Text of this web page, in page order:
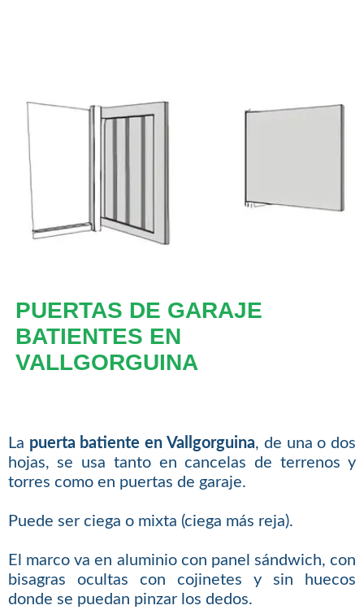
PUERTAS DE GARAJE
BATIENTES EN
VALLGORGUINA
La puerta batiente en Vallgorguina, de una o dos
hojas, se usa tanto en cancelas de terrenos y
torres como en puertas de garaje.
Puede ser ciega o mixta (ciega más reja).
El marco va en aluminio con panel sándwich, con
bisagras ocultas con cojinetes y sin huecos
donde se puedan pinzar los dedos.